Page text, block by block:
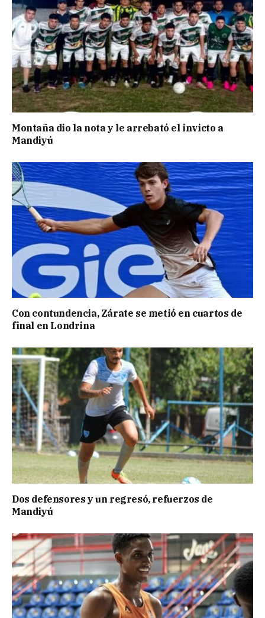
Montaña dio la nota y le arrebató el invicto a
Mandiyú
Con contundencia, Zárate se metió en cuartos de
final en Londrina
Dos defensores y un regresó, refuerzos de
Mandiyú